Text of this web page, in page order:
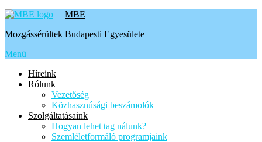
Tovább
tartalomhoz
MBE
Mozgássérültek Budapesti Egyesülete
Menü
Híreink
Rólunk
Vezetőség
Közhasznúsági beszámolók
Szolgáltatásaink
Hogyan lehet tag nálunk?
Szemléletformáló programjaink